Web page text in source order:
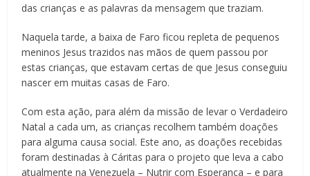
das crianças e as palavras da mensagem que traziam.
Naquela tarde, a baixa de Faro ficou repleta de pequenos
meninos Jesus trazidos nas mãos de quem passou por
estas crianças, que estavam certas de que Jesus conseguiu
nascer em muitas casas de Faro.
Com esta ação, para além da missão de levar o Verdadeiro
Natal a cada um, as crianças recolhem também doações
para alguma causa social. Este ano, as doações recebidas
foram destinadas à Cáritas para o projeto que leva a cabo
atualmente na Venezuela – Nutrir com Esperança – e para